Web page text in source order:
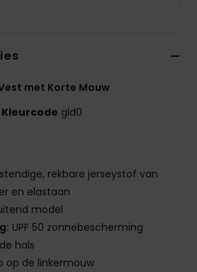
met Korte Mouw
Kleurcode gld0
rekbare jerseystof van
en elastaan
model
UPF 50 zonnebescherming
hals
op de linkermouw